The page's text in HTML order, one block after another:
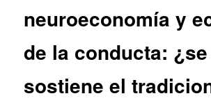
neuroeconomía y
de la conducta: ¿se
sostiene el